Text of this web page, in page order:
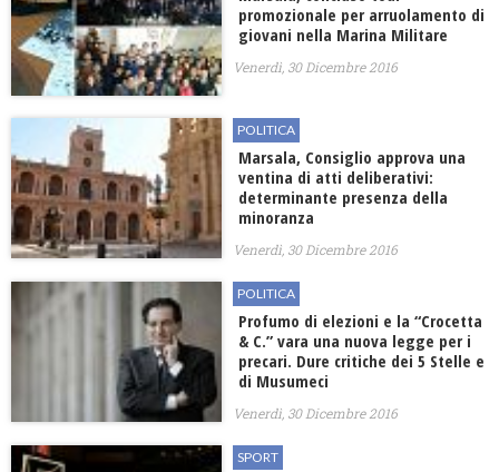
promozionale per arruolamento di
giovani nella Marina Militare
Venerdì, 30 Dicembre 2016
POLITICA
Marsala, Consiglio approva una
ventina di atti deliberativi:
determinante presenza della
minoranza
Venerdì, 30 Dicembre 2016
POLITICA
Profumo di elezioni e la “Crocetta
& C.” vara una nuova legge per i
precari. Dure critiche dei 5 Stelle e
di Musumeci
Venerdì, 30 Dicembre 2016
SPORT